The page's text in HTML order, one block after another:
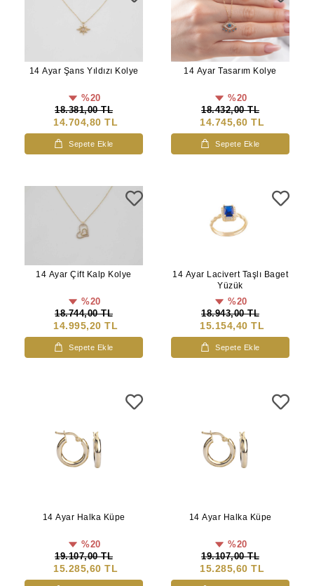
14 Ayar Şans Yıldızı Kolye
%20
18.381,00 TL
14.704,80 TL
Sepete Ekle
14 Ayar Tasarım Kolye
%20
18.432,00 TL
14.745,60 TL
Sepete Ekle
14 Ayar Çift Kalp Kolye
%20
18.744,00 TL
14.995,20 TL
Sepete Ekle
14 Ayar Lacivert Taşlı Baget
Yüzük
%20
18.943,00 TL
15.154,40 TL
Sepete Ekle
14 Ayar Halka Küpe
%20
19.107,00 TL
15.285,60 TL
14 Ayar Halka Küpe
%20
19.107,00 TL
15.285,60 TL